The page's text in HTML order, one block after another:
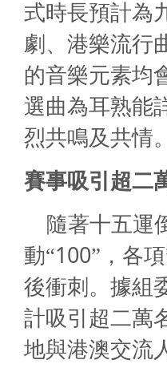
式時長預計為
劇、港樂流行
的音樂元素均
選曲為耳熟能
烈共鳴及共情。
賽事吸引超二
隨著十五運
動“100”，各
後衝刺。據組
計吸引超二萬
地與港澳交流